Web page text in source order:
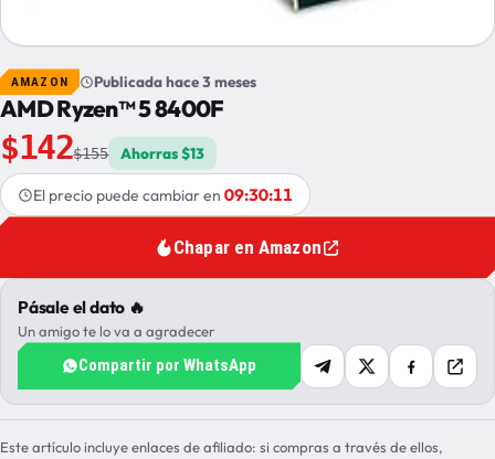
AMAZON Publicada hace 3 meses
AMD Ryzen™ 5 8400F
$142$155 Ahorras $13
El precio puede cambiar en 09:30:10
Chapar en Amazon
Pásale el dato 🔥
Un amigo te lo va a agradecer
Compartir por WhatsApp
Este artículo incluye enlaces de afiliado: si compras a través de ellos,